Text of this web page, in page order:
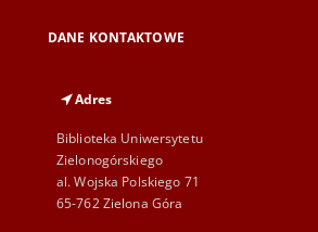
DANE KONTAKTOWE
Adres
Biblioteka Uniwersytetu
Zielonogórskiego
al. Wojska Polskiego 71
65-762 Zielona Góra